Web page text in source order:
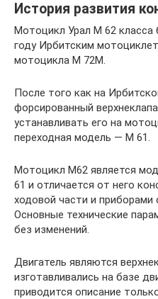
История развития
Мотоцикл Урал М 62 класса
году Ирбитским
мотоцикла М 72М.
После того как на
форсированный
устанавливать его на
переходная модель — М 61.
Мотоцикл М62 является
61 и отличается от него
ходовой части и приборами
Основные технические
без изменений.
Двигатель являются
изготавливались на базе
приводится описание